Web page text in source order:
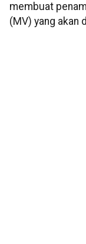
membuat
(MV) yang akan